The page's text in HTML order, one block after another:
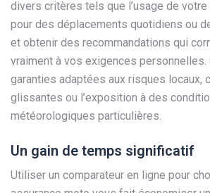
divers critères tels que l’usage de
pour des déplacements quotidiens ou
et obtenir des recommandations qui
vraiment à vos exigences personnelles.
garanties adaptées aux risques locaux,
glissantes ou l’exposition à des
météorologiques particulières.
Un gain de temps significatif
Utiliser un comparateur en ligne pour